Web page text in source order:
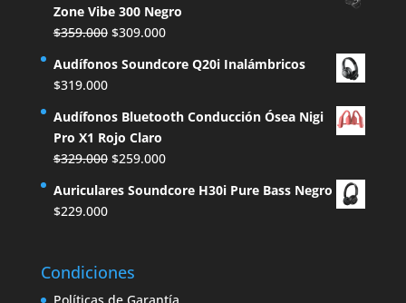
Zone Vibe 300 Negro
$359.000 El
original
$359.000.
$309.000El
actual
$309.000.
Audífonos Soundcore Q20i Inalámbricos
$319.000
Audífonos Bluetooth Conducción Ósea Nigi
Pro X1 Rojo Claro
$329.000 El
original
$259.000El
actual
Auriculares Soundcore H30i Pure Bass Negro
$229.000
Condiciones